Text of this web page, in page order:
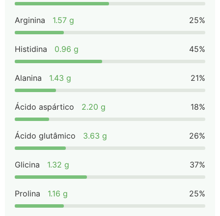
Arginina 1.57 g 25%
Histidina 0.96 g 45%
Alanina 1.43 g 21%
Ácido aspártico 2.20 g 18%
Ácido glutâmico 3.63 g 26%
Glicina 1.32 g 37%
Prolina 1.16 g 25%